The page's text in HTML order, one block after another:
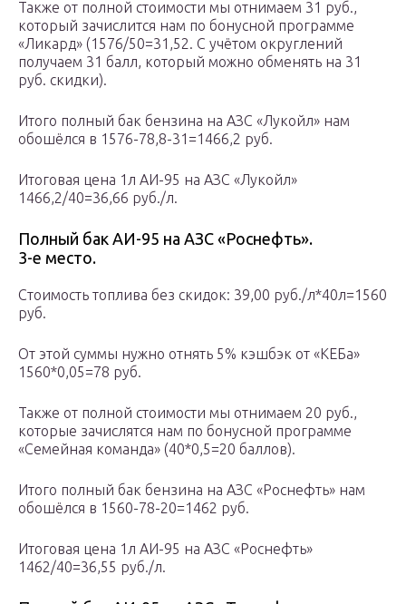
Также от полной стоимости мы отнимаем 31 руб.,
который зачислится нам по бонусной программе
«Ликард» (1576/50=31,52. С учётом округлений
получаем 31 балл, который можно обменять на 31
руб. скидки).
Итого полный бак бензина на АЗС «Лукойл» нам
обошёлся в 1576-78,8-31=1466,2 руб.
Итоговая цена 1л АИ-95 на АЗС «Лукойл»
1466,2/40=36,66 руб./л.
Полный бак АИ-95 на АЗС «Роснефть».
3-е место.
Стоимость топлива без скидок: 39,00 руб./л*40л=1560
руб.
От этой суммы нужно отнять 5% кэшбэк от «КЕБа»
1560*0,05=78 руб.
Также от полной стоимости мы отнимаем 20 руб.,
которые зачислятся нам по бонусной программе
«Семейная команда» (40*0,5=20 баллов).
Итого полный бак бензина на АЗС «Роснефть» нам
обошёлся в 1560-78-20=1462 руб.
Итоговая цена 1л АИ-95 на АЗС «Роснефть»
1462/40=36,55 руб./л.